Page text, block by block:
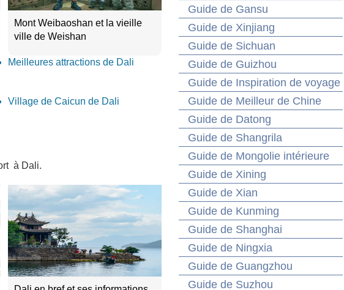
Mont Weibaoshan et la vieille
ville de Weishan
Meilleures attractions de Dali
Village de Caicun de Dali
à Dali.
Guide de Gansu
Guide de Xinjiang
Guide de Sichuan
Guide de Guizhou
Guide de Inspiration de voyage
Guide de Meilleur de Chine
Guide de Datong
Guide de Shangrila
Guide de Mongolie intérieure
Guide de Xining
Guide de Xian
Guide de Kunming
Guide de Shanghai
Guide de Ningxia
Guide de Guangzhou
Guide de Suzhou